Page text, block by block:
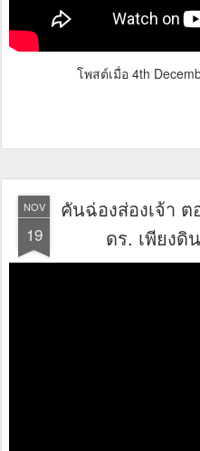
โพสต์เมื่อ 4th
NOV
19
คันฉ่องส่องเจ้า
ดร. เพียงดิ